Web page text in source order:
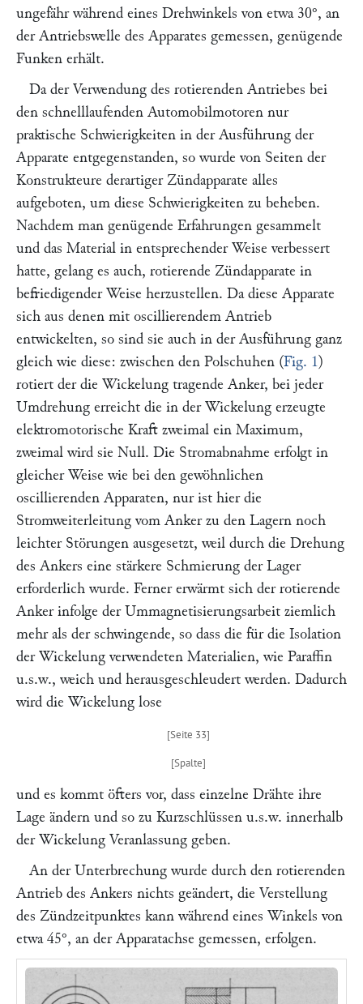
ungefähr während eines Drehwinkels von etwa 30°, an
der Antriebswelle des Apparates gemessen, genügende
Funken erhält.
Da der Verwendung des rotierenden Antriebes bei
den schnelllaufenden Automobilmotoren nur
praktische Schwierigkeiten in der Ausführung der
Apparate entgegenstanden, so wurde von Seiten der
Konstrukteure derartiger Zündapparate alles
aufgeboten, um diese Schwierigkeiten zu beheben.
Nachdem man genügende Erfahrungen gesammelt
und das Material in entsprechender Weise verbessert
hatte, gelang es auch, rotierende Zündapparate in
befriedigender Weise herzustellen. Da diese Apparate
sich aus denen mit oscillierendem Antrieb
entwickelten, so sind sie auch in der Ausführung ganz
gleich wie diese: zwischen den Polschuhen (Fig. 1)
rotiert der die Wickelung tragende Anker, bei jeder
Umdrehung erreicht die in der Wickelung erzeugte
elektromotorische Kraft zweimal ein Maximum,
zweimal wird sie Null. Die Stromabnahme erfolgt in
gleicher Weise wie bei den gewöhnlichen
oscillierenden Apparaten, nur ist hier die
Stromweiterleitung vom Anker zu den Lagern noch
leichter Störungen ausgesetzt, weil durch die Drehung
des Ankers eine stärkere Schmierung der Lager
erforderlich wurde. Ferner erwärmt sich der rotierende
Anker infolge der Ummagnetisierungsarbeit ziemlich
mehr als der schwingende, so dass die für die Isolation
der Wickelung verwendeten Materialien, wie Paraffin
u.s.w., weich und herausgeschleudert werden. Dadurch
wird die Wickelung lose
und es kommt öfters vor, dass einzelne Drähte ihre
Lage ändern und so zu Kurzschlüssen u.s.w. innerhalb
der Wickelung Veranlassung geben.
An der Unterbrechung wurde durch den rotierenden
Antrieb des Ankers nichts geändert, die Verstellung
des Zündzeitpunktes kann während eines Winkels von
etwa 45°, an der Apparatachse gemessen, erfolgen.